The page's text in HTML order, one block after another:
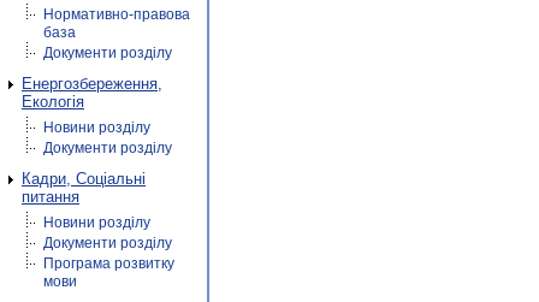
Нормативно-правова
база
Документи розділу
Енергозбереження,
Екологія
Новини розділу
Документи розділу
Кадри, Соціальні
питання
Новини розділу
Документи розділу
Програма розвитку
мови